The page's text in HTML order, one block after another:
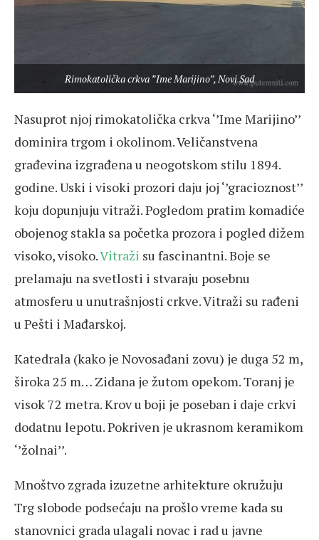
Rimokatolička crkva ”Ime Marijino”, Novi Sad
Nasuprot njoj rimokatolička crkva ‘’Ime Marijino’’
dominira trgom i okolinom. Veličanstvena
građevina izgrađena u neogotskom stilu 1894.
godine. Uski i visoki prozori daju joj ‘’gracioznost’’
koju dopunjuju vitraži. Pogledom pratim komadiće
obojenog stakla sa početka prozora i pogled dižem
visoko, visoko.Vitraži su fascinantni. Boje se
prelamaju na svetlosti i stvaraju posebnu
atmosferu u unutrašnjosti crkve. Vitraži su rađeni
u Pešti i Mađarskoj.
Katedrala (kako je Novosađani zovu) je duga 52 m,
široka 25 m… Zidana je žutom opekom. Toranj je
visok 72 metra. Krov u boji je poseban i daje crkvi
dodatnu lepotu. Pokriven je ukrasnom keramikom
‘’žolnai’’.
Mnoštvo zgrada izuzetne arhitekture okružuju
Trg slobode podsećaju na prošlo vreme kada su
stanovnici grada ulagali novac i rad u javne